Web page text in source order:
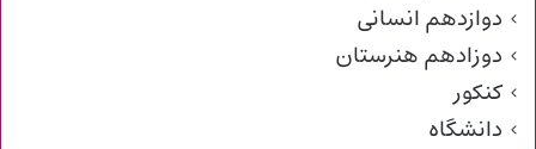
دوازدهم انسانی
دوزادهم هنرستان
کنکور
دانشگاه